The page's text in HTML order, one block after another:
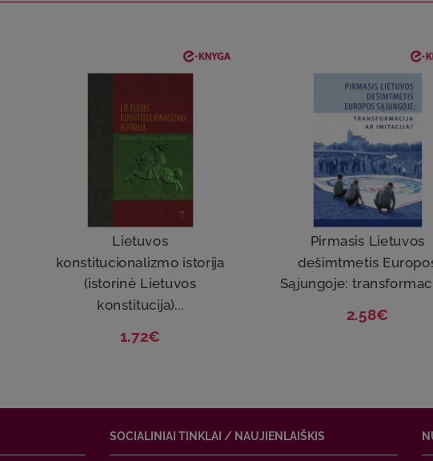
Lietuvos
konstitucionalizmo istorija
(istorinė Lietuvos
konstitucija)...
1.72€
Pirmasis Lietuvos
dešimtmetis
Sąjungoje:
2.58€
SOCIALINIAI TINKLAI / NAUJIENLAIŠKIS